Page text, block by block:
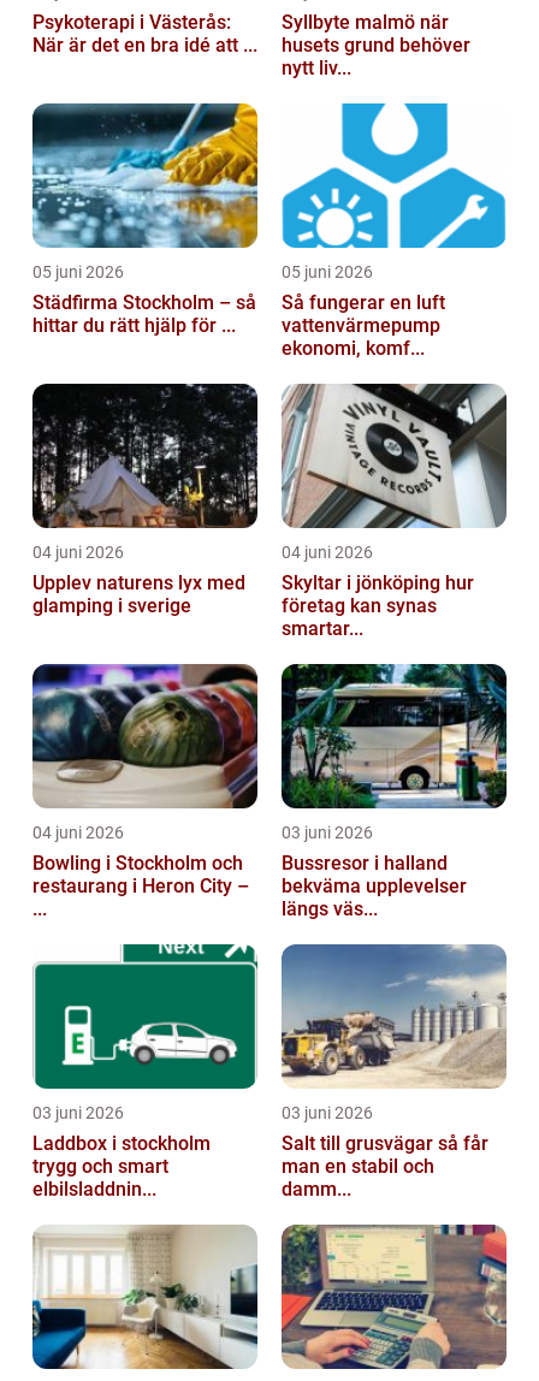
Psykoterapi i Västerås:
När är det en bra idé att ...
Syllbyte malmö när
husets grund behöver
nytt liv...
05 juni 2026
Städfirma Stockholm – så
hittar du rätt hjälp för ...
05 juni 2026
Så fungerar en luft
vattenvärmepump
ekonomi, komf...
04 juni 2026
Upplev naturens lyx med
glamping i sverige
04 juni 2026
Skyltar i jönköping hur
företag kan synas
smartar...
04 juni 2026
Bowling i Stockholm och
restaurang i Heron City –
...
03 juni 2026
Bussresor i halland
bekväma upplevelser
längs väs...
03 juni 2026
Laddbox i stockholm
trygg och smart
elbilsladdnin...
03 juni 2026
Salt till grusvägar så får
man en stabil och
damm...